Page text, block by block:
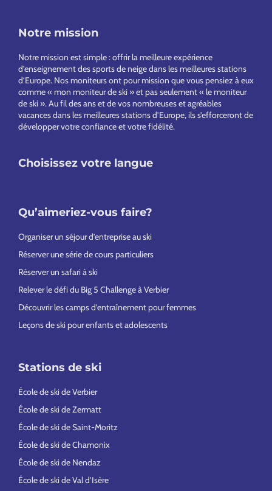
Notre mission
Notre mission est simple : offrir la meilleure expérience
d’enseignement des sports de neige dans les meilleures stations
d’Europe. Nos moniteurs ont pour mission que vous pensiez à eux
comme « mon moniteur de ski » et pas seulement « le moniteur
de ski ». Au fil des ans et de vos nombreuses et agréables
vacances dans les meilleures stations d’Europe, ils s’efforceront de
développer votre confiance et votre fidélité.
Choisissez votre langue
Qu’aimeriez-vous faire?
Organiser un séjour d’entreprise au ski
Réserver une série de cours particuliers
Réserver un safari à ski
Relever le défi du Big 5 Challenge à Verbier
Découvrir les camps d’entraînement pour femmes
Leçons de ski pour enfants et adolescents
Stations de ski
École de ski de Verbier
École de ski de Zermatt
École de ski de Saint-Moritz
École de ski de Chamonix
École de ski de Nendaz
École de ski de Val d’Isère